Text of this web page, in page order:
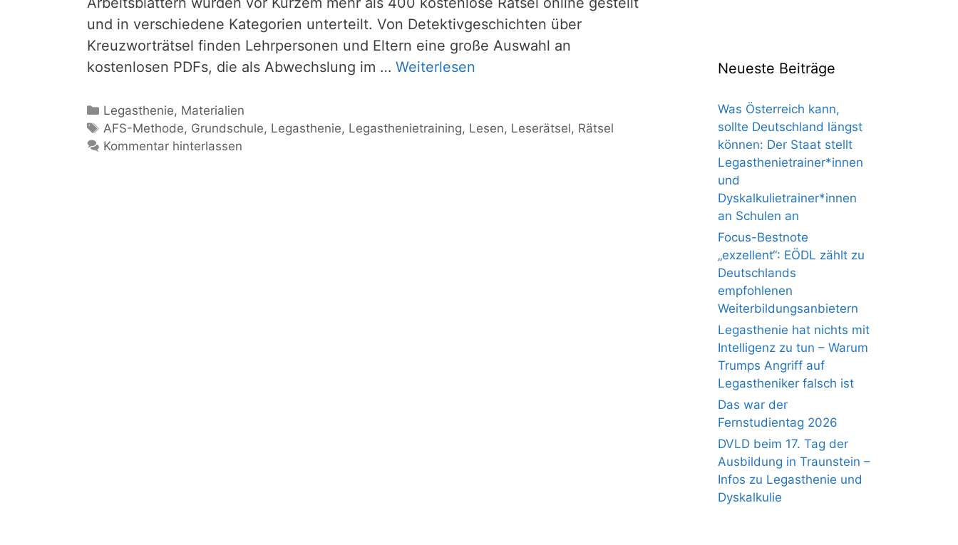
und in verschiedene Kategorien unterteilt. Von Detektivgeschichten über
Kreuzworträtsel finden Lehrpersonen und Eltern eine große Auswahl an
kostenlosen PDFs, die als Abwechslung im … Weiterlesen
Kategorien
Legasthenie, Materialien
Schlagwörter
AFS-Methode, Grundschule, Legasthenie, Legasthenietraining, Lesen, Leserätsel, Rätsel
Kommentar hinterlassen
Neueste Beiträge
Was Österreich kann,
sollte Deutschland längst
können: Der Staat stellt
Legasthenietrainer*innen
und
Dyskalkulietrainer*innen
an Schulen an
Focus-Bestnote
„exzellent“: EÖDL zählt zu
Deutschlands
empfohlenen
Weiterbildungsanbietern
Legasthenie hat nichts mit
Intelligenz zu tun – Warum
Trumps Angriff auf
Legastheniker falsch ist
Das war der
Fernstudientag 2026
DVLD beim 17. Tag der
Ausbildung in Traunstein –
Infos zu Legasthenie und
Dyskalkulie